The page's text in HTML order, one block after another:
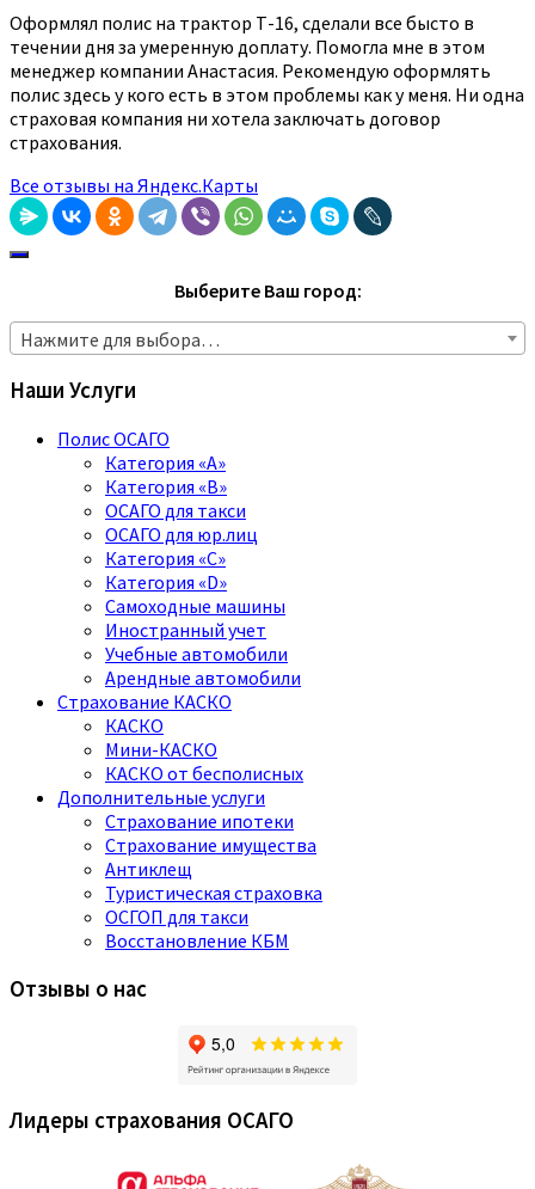
Оформлял полис на трактор Т-16, сделали все бысто в
течении дня за умеренную доплату. Помогла мне в этом
менеджер компании Анастасия. Рекомендую оформлять
полис здесь у кого есть в этом проблемы как у меня. Ни одна
страховая компания ни хотела заключать договор
страхования.
Все отзывы на Яндекс.Карты
Выберите Ваш город:
Нажмите для выбора…
Наши Услуги
Полис ОСАГО
Категория «A»
Категория «B»
ОСАГО для такси
ОСАГО для юр.лиц
Категория «C»
Категория «D»
Самоходные машины
Иностранный учет
Учебные автомобили
Арендные автомобили
Страхование КАСКО
КАСКО
Мини-КАСКО
КАСКО от бесполисных
Дополнительные услуги
Страхование ипотеки
Страхование имущества
Антиклещ
Туристическая страховка
ОСГОП для такси
Восстановление КБМ
Отзывы о нас
Лидеры страхования ОСАГО